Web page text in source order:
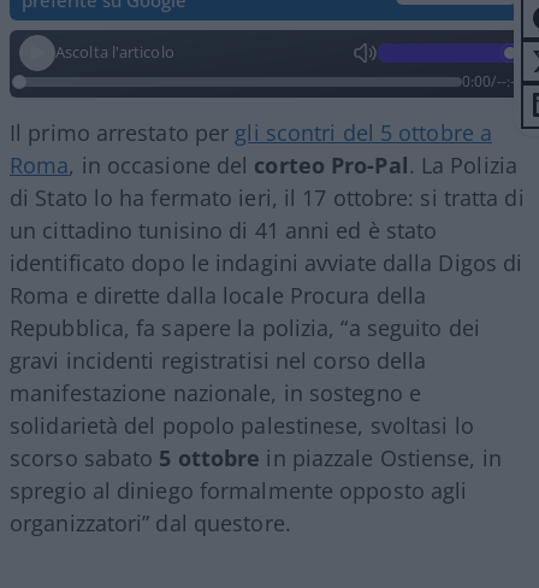
Ascolta l'articolo
0:00/--:--
Il primo arrestato per gli scontri del 5 ottobre a
Roma, in occasione del corteo Pro-Pal. La Polizia
di Stato lo ha fermato ieri, il 17 ottobre: si tratta di
un cittadino tunisino di 41 anni ed è stato
identificato dopo le indagini avviate dalla Digos di
Roma e dirette dalla locale Procura della
Repubblica, fa sapere la polizia, “a seguito dei
gravi incidenti registratisi nel corso della
manifestazione nazionale, in sostegno e
solidarietà del popolo palestinese, svoltasi lo
scorso sabato 5 ottobre in piazzale Ostiense, in
spregio al diniego formalmente opposto agli
organizzatori” dal questore.